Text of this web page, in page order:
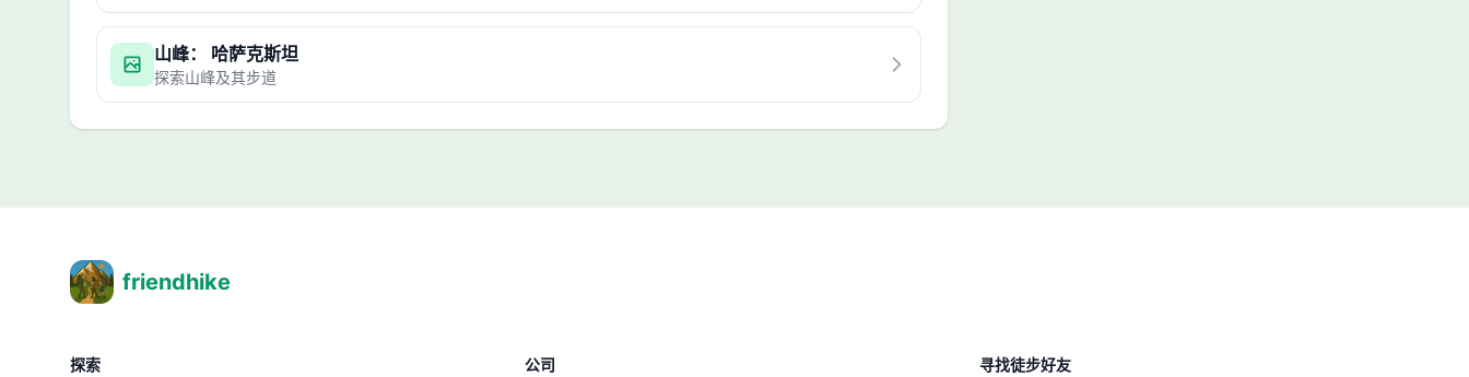
山峰： 哈萨克斯坦
探索山峰及其步道
friendhike
探索 公司 寻找徒步好友